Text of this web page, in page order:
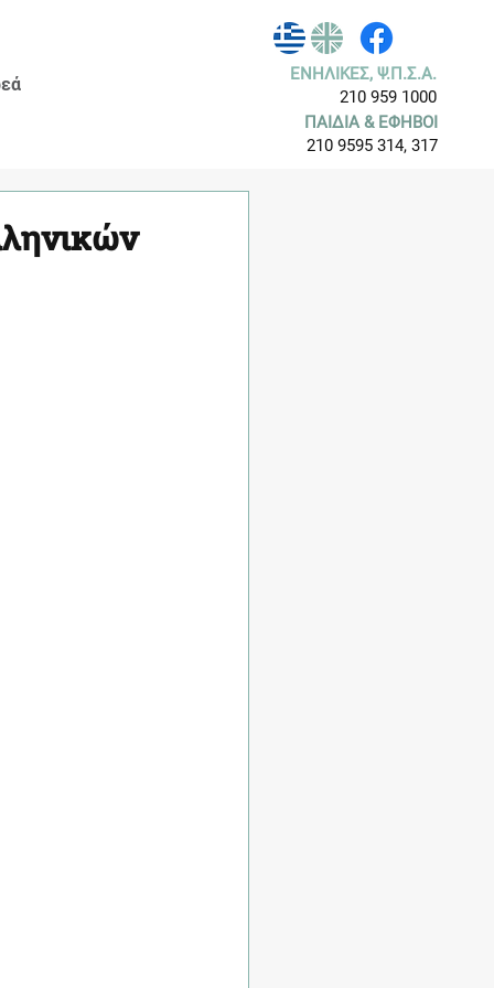
ΕΝΗΛΙΚΕΣ, Ψ.Π.Σ.Α.
210 959 1000
ΠΑΙΔΙΑ & ΕΦΗΒΟΙ
210 9595 314, 317